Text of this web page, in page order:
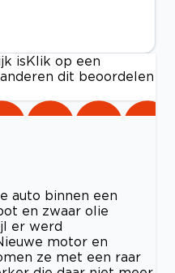
is Klik op een
dit beoordelen
auto binnen een
en zwaar olie
er werd
motor en
ze met een raar